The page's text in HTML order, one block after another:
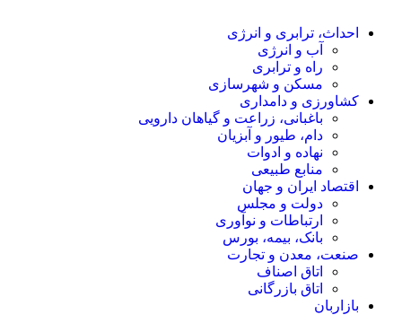
احداث، ترابری و انرژی
آب و انرژی
راه و ترابری
مسکن و شهرسازی
کشاورزی و دامداری
باغبانی، زراعت و گیاهان دارویی
دام، طیور و آبزیان
نهاده و ادوات
منابع طبیعی
اقتصاد ایران و جهان
دولت و مجلس
ارتباطات و نوآوری
بانک، بیمه، بورس
صنعت، معدن و تجارت
اتاق اصناف
اتاق بازرگانی
بازاربان